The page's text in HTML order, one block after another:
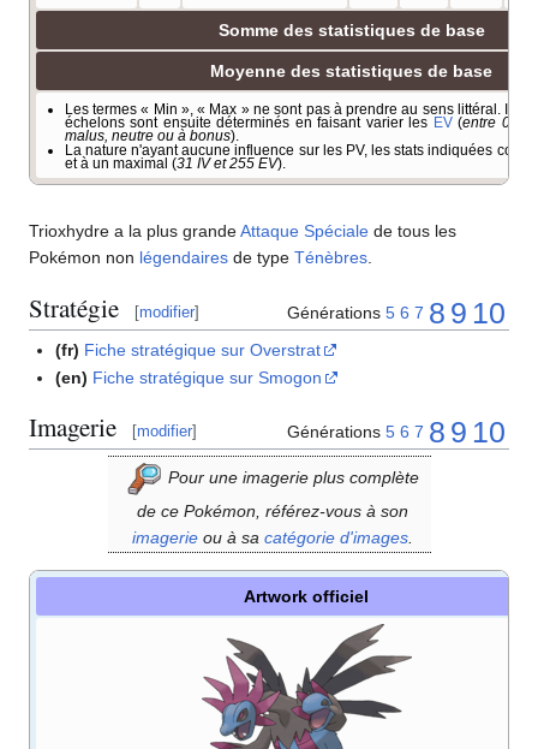
Somme des statistiques de base
Moyenne des statistiques de base
Les termes « Min », « Max » ne sont pas à prendre au sens littéral. Il
échelons sont ensuite déterminés en faisant varier les EV(entre 0 et
malus, neutre ou à bonus).
La nature n'ayant aucune influence sur les PV, les stats indiquées
et à un maximal (31 IV et 255 EV).
Trioxhydre a la plus grandeAttaque Spéciale de tous les
Pokémon non légendaires de type Ténèbres
Stratégie [modifier] Générations 5 6 7 8 9 10
(fr) Fiche stratégique sur Overstrat
(en) Fiche stratégique sur Smogon
Imagerie [modifier] Générations 5 6 7 8 9 10
Pour une imagerie plus complète
de ce Pokémon, référez-vous à son
imagerieou à sa catégorie d'images.
Artwork officiel